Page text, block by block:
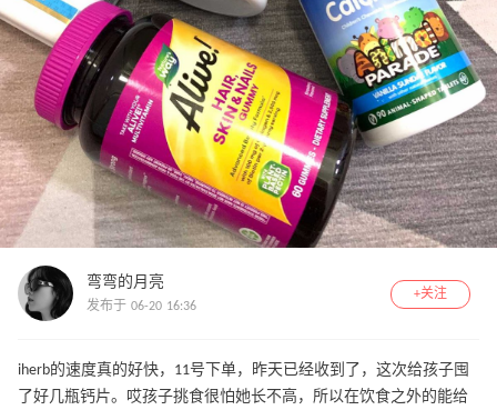
弯弯的月亮
发布于 06-20 16:36
+关注
iherb的速度真的好快，11号下单，昨天已经收到了，这次给孩子囤
了好几瓶钙片。哎孩子挑食很怕她长不高，所以在饮食之外的能给